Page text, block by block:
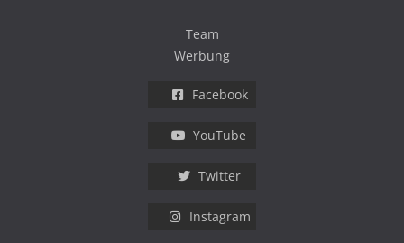
Team
Werbung
Facebook
YouTube
Twitter
Instagram